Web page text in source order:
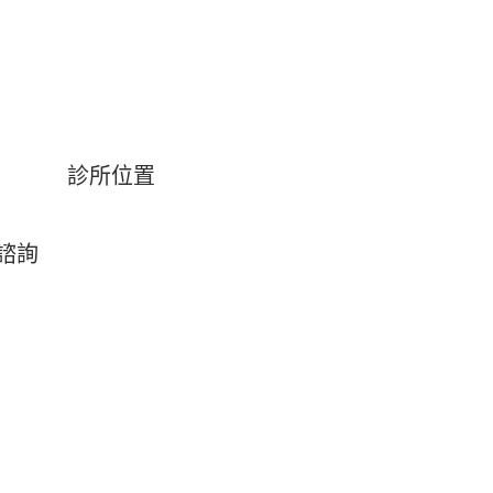
詢
診所位置